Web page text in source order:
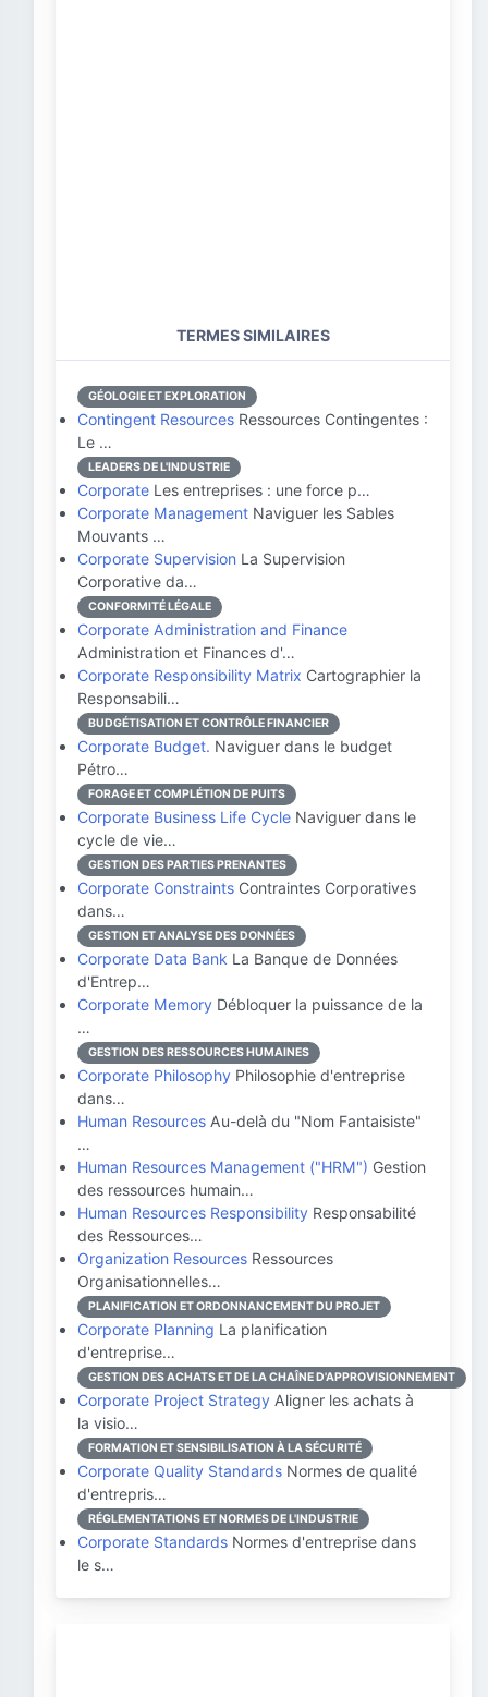
TERMES SIMILAIRES
GÉOLOGIE ET EXPLORATION
Contingent Resources Ressources Contingentes :
Le …
LEADERS DE L'INDUSTRIE
Corporate Les entreprises : une force p…
Corporate Management Naviguer les Sables
Mouvants …
Corporate Supervision La Supervision
Corporative da…
CONFORMITÉ LÉGALE
Corporate Administration and Finance
Administration et Finances d'…
Corporate Responsibility Matrix Cartographier la
Responsabili…
BUDGÉTISATION ET CONTRÔLE FINANCIER
Corporate Budget. Naviguer dans le budget
Pétro…
FORAGE ET COMPLÉTION DE PUITS
Corporate Business Life Cycle Naviguer dans le
cycle de vie…
GESTION DES PARTIES PRENANTES
Corporate Constraints Contraintes Corporatives
dans…
GESTION ET ANALYSE DES DONNÉES
Corporate Data Bank La Banque de Données
d'Entrep…
Corporate Memory Débloquer la puissance de la
…
GESTION DES RESSOURCES HUMAINES
Corporate Philosophy Philosophie d'entreprise
dans…
Human Resources Au-delà du "Nom Fantaisiste"
…
Human Resources Management ("HRM") Gestion
des ressources humain…
Human Resources Responsibility Responsabilité
des Ressources…
Organization Resources Ressources
Organisationnelles…
PLANIFICATION ET ORDONNANCEMENT DU PROJET
Corporate Planning La planification
d'entreprise…
GESTION DES ACHATS ET DE LA CHAÎNE D'APPROVISIONNEMENT
Corporate Project Strategy Aligner les achats à
la visio…
FORMATION ET SENSIBILISATION À LA SÉCURITÉ
Corporate Quality Standards Normes de qualité
d'entrepris…
RÉGLEMENTATIONS ET NORMES DE L'INDUSTRIE
Corporate Standards Normes d'entreprise dans
le s…